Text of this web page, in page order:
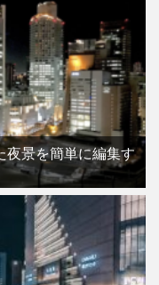
夜景を簡単に編集す